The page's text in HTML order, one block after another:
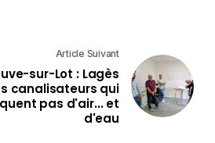
Article Suivant
sur-Lot : Lagès
canalisateurs qui
pas d'air... et
d'eau